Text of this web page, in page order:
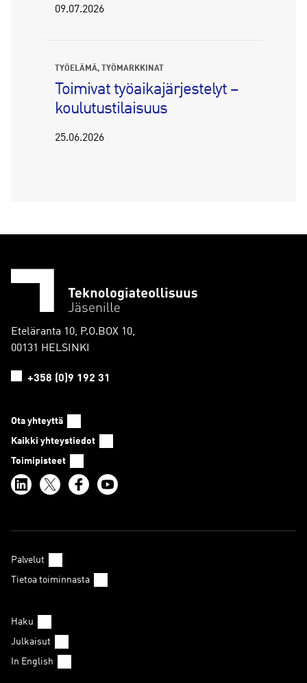
09.07.2026
TYÖELÄMÄ TYÖMARKKINAT
Toimivat työaikajärjestelyt –
koulutustilaisuus
25.06.2026
Eteläranta 10, P.O.BOX 10,
00131 HELSINKI
+358 (0)9 192 31
Ota yhteyttä
Kaikki yhteystiedot
Toimipisteet
Palvelut
Tietoa toiminnasta
Haku
Julkaisut
In English